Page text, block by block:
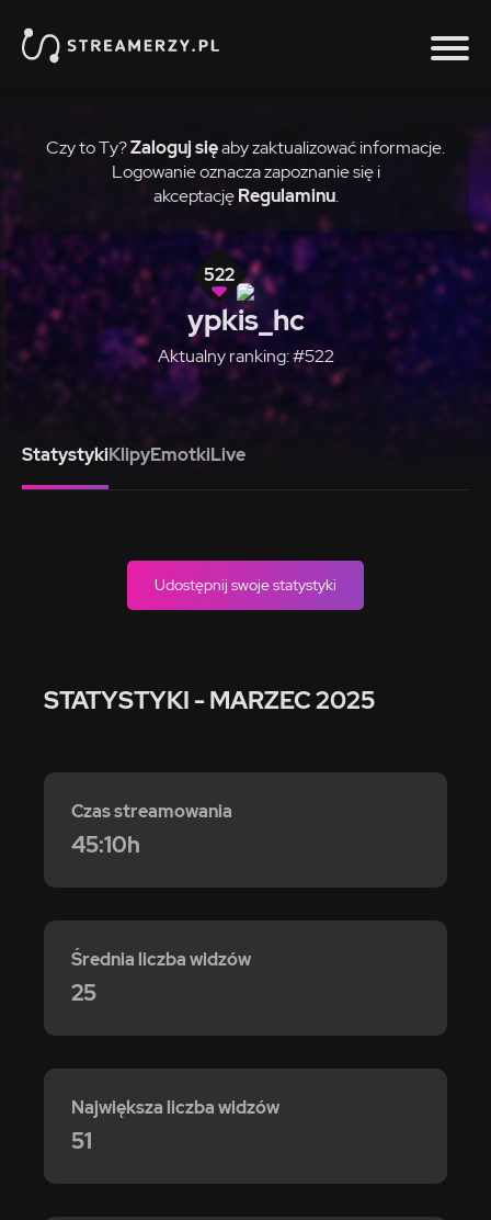
Czy to Ty?Zaloguj sięaby zaktualizować informacje.
Logowanie oznacza zapoznanie się i
akceptację Regulaminu.
522
ypkis_hc
Aktualny ranking: #522
StatystykiKlipyEmotkiLive
Udostępnij swoje statystyki
STATYSTYKI - MARZEC 2025
Czas streamowania
45:10h
Średnia liczba widzów
25
Największa liczba widzów
51